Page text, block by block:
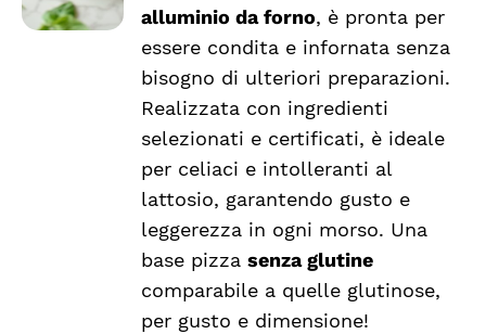
alluminio da forno, è pronta per
essere condita e infornata senza
bisogno di ulteriori preparazioni.
Realizzata con ingredienti
selezionati e certificati, è ideale
per celiaci e intolleranti al
lattosio, garantendo gusto e
leggerezza in ogni morso. Una
base pizzasenza glutine
comparabile a quelle glutinose,
per gusto e dimensione!